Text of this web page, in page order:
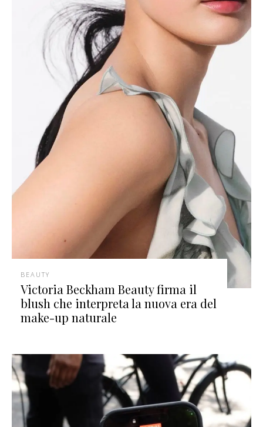
BEAUTY
Victoria Beckham Beauty firma il
blush che interpreta la nuova era del
make-up naturale